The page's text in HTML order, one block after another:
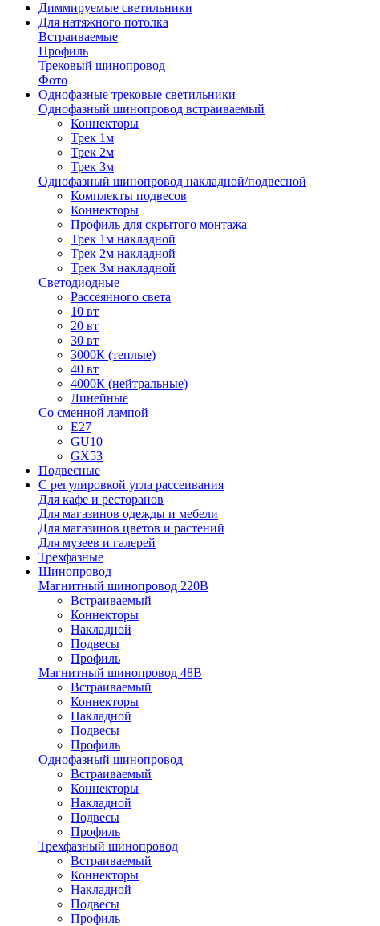
Диммируемые светильники
Для натяжного потолка
Встраиваемые
Профиль
Трековый шинопровод
Фото
Однофазные трековые светильники
Однофазный шинопровод встраиваемый
Коннекторы
Трек 1м
Трек 2м
Трек 3м
Однофазный шинопровод накладной/подвесной
Комплекты подвесов
Коннекторы
Профиль для скрытого монтажа
Трек 1м накладной
Трек 2м накладной
Трек 3м накладной
Светодиодные
Рассеянного света
10 вт
20 вт
30 вт
3000К (теплые)
40 вт
4000К (нейтральные)
Линейные
Со сменной лампой
E27
GU10
GX53
Подвесные
С регулировкой угла рассеивания
Для кафе и ресторанов
Для магазинов одежды и мебели
Для магазинов цветов и растений
Для музеев и галерей
Трехфазные
Шинопровод
Магнитный шинопровод 220В
Встраиваемый
Коннекторы
Накладной
Подвесы
Профиль
Магнитный шинопровод 48В
Встраиваемый
Коннекторы
Накладной
Подвесы
Профиль
Однофазный шинопровод
Встраиваемый
Коннекторы
Накладной
Подвесы
Профиль
Трехфазный шинопровод
Встраиваемый
Коннекторы
Накладной
Подвесы
Профиль